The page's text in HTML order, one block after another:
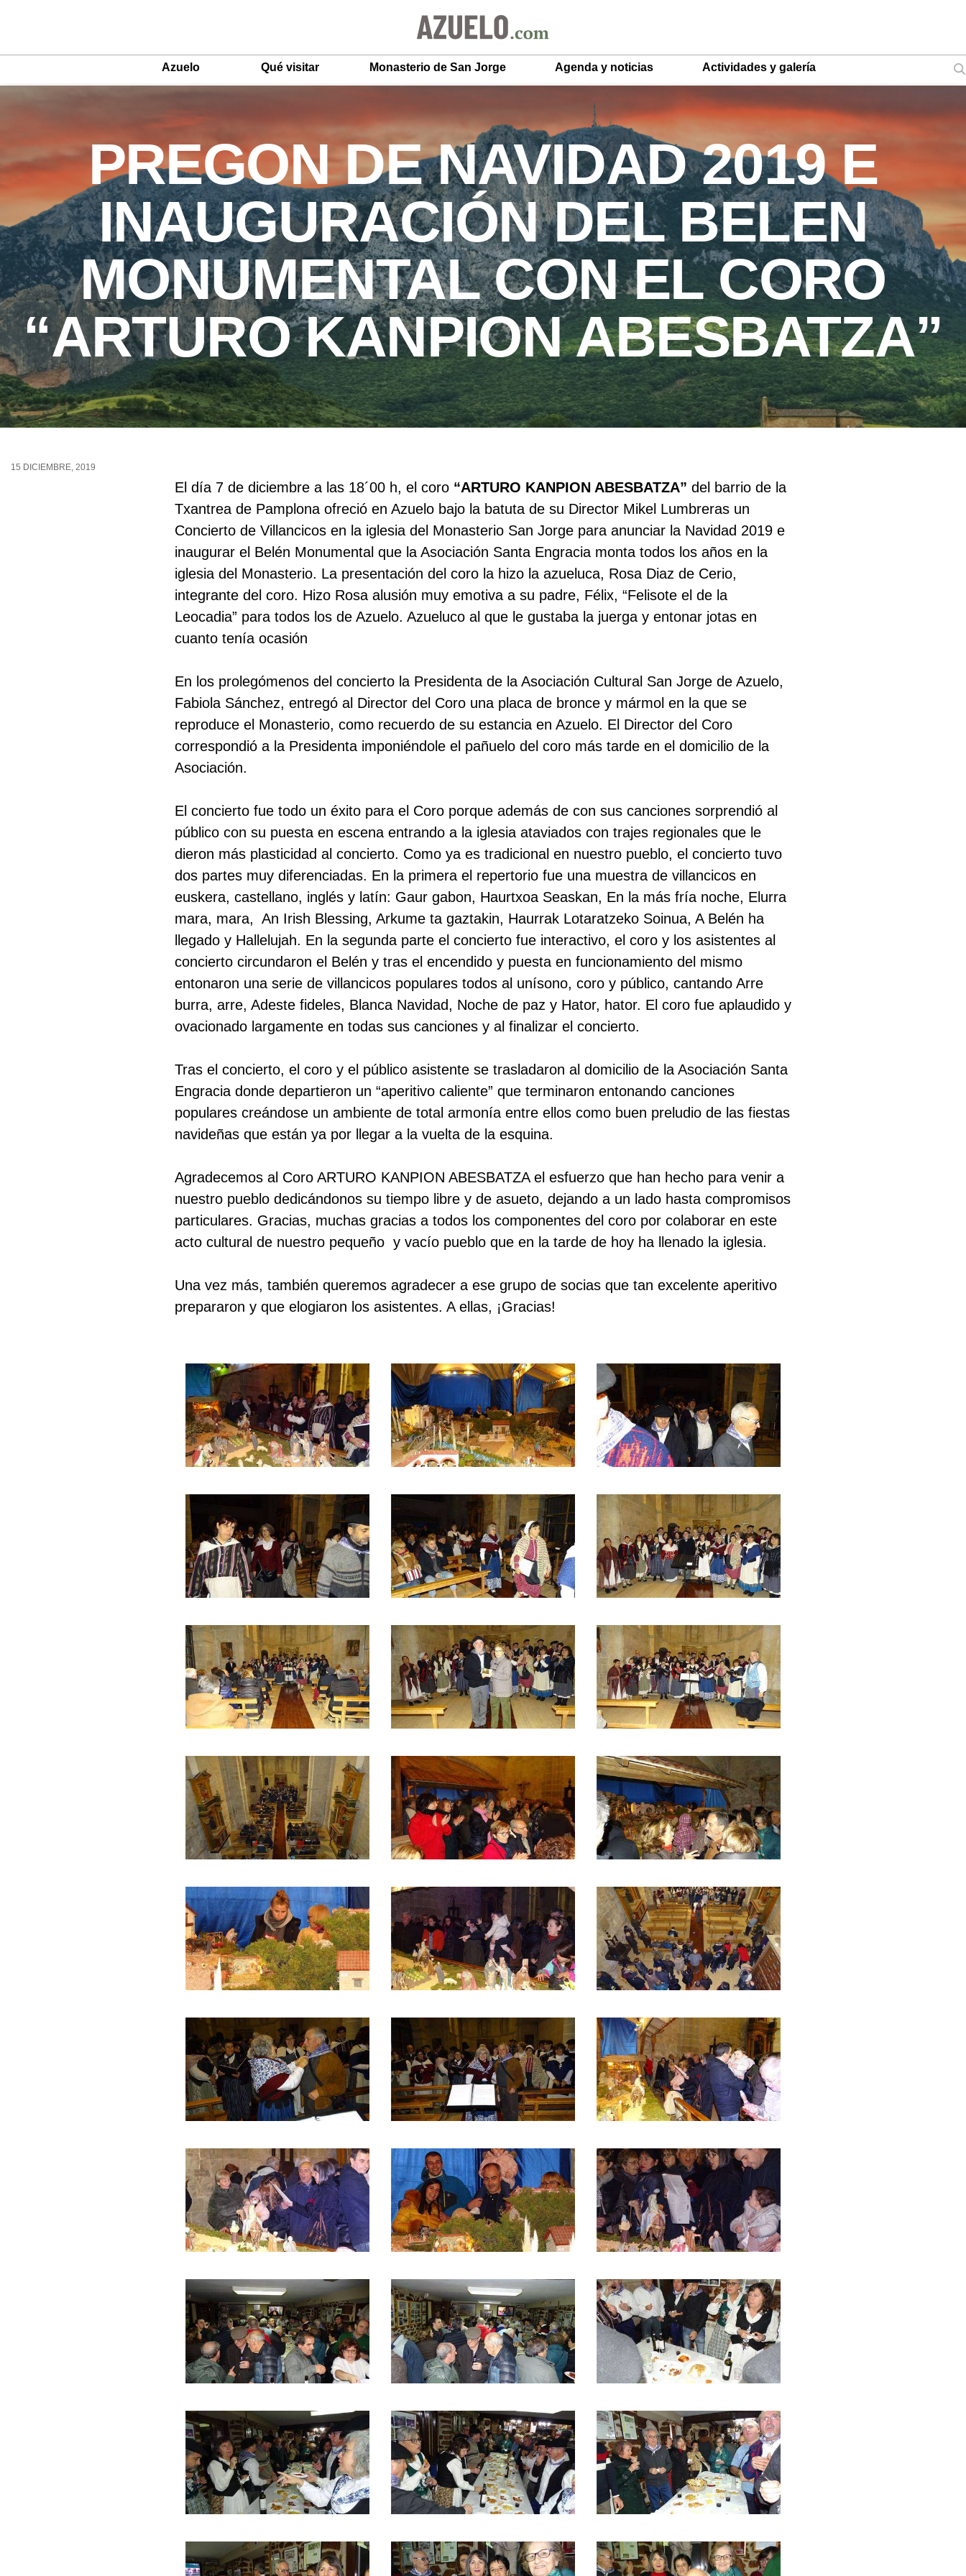
Menu
Azuelo Qué visitar Monasterio de San Jorge Agenda y noticias Actividades y galería
PREGON DE NAVIDAD 2019 E
INAUGURACIÓN DEL BELEN
MONUMENTAL CON EL CORO
“ARTURO KANPION ABESBATZA”
15 DICIEMBRE, 2019
El día 7 de diciembre a las 18´00 h, el coro “ARTURO KANPION ABESBATZA” del barrio de la
Txantrea de Pamplona ofreció en Azuelo bajo la batuta de su Director Mikel Lumbreras un
Concierto de Villancicos en la iglesia del Monasterio San Jorge para anunciar la Navidad 2019 e
inaugurar el Belén Monumental que la Asociación Santa Engracia monta todos los años en la
iglesia del Monasterio. La presentación del coro la hizo la azueluca, Rosa Diaz de Cerio,
integrante del coro. Hizo Rosa alusión muy emotiva a su padre, Félix, “Felisote el de la
Leocadia” para todos los de Azuelo. Azueluco al que le gustaba la juerga y entonar jotas en
cuanto tenía ocasión
En los prolegómenos del concierto la Presidenta de la Asociación Cultural San Jorge de Azuelo,
Fabiola Sánchez, entregó al Director del Coro una placa de bronce y mármol en la que se
reproduce el Monasterio, como recuerdo de su estancia en Azuelo. El Director del Coro
correspondió a la Presidenta imponiéndole el pañuelo del coro más tarde en el domicilio de la
Asociación.
El concierto fue todo un éxito para el Coro porque además de con sus canciones sorprendió al
público con su puesta en escena entrando a la iglesia ataviados con trajes regionales que le
dieron más plasticidad al concierto. Como ya es tradicional en nuestro pueblo, el concierto tuvo
dos partes muy diferenciadas. En la primera el repertorio fue una muestra de villancicos en
euskera, castellano, inglés y latín: Gaur gabon, Haurtxoa Seaskan, En la más fría noche, Elurra
mara, mara, An Irish Blessing, Arkume ta gaztakin, Haurrak Lotaratzeko Soinua, A Belén ha
llegado y Hallelujah. En la segunda parte el concierto fue interactivo, el coro y los asistentes al
concierto circundaron el Belén y tras el encendido y puesta en funcionamiento del mismo
entonaron una serie de villancicos populares todos al unísono, coro y público, cantando Arre
burra, arre, Adeste fideles, Blanca Navidad, Noche de paz y Hator, hator. El coro fue aplaudido y
ovacionado largamente en todas sus canciones y al finalizar el concierto.
Tras el concierto, el coro y el público asistente se trasladaron al domicilio de la Asociación Santa
Engracia donde departieron un “aperitivo caliente” que terminaron entonando canciones
populares creándose un ambiente de total armonía entre ellos como buen preludio de las fiestas
navideñas que están ya por llegar a la vuelta de la esquina.
Agradecemos al Coro ARTURO KANPION ABESBATZA el esfuerzo que han hecho para venir a
nuestro pueblo dedicándonos su tiempo libre y de asueto, dejando a un lado hasta compromisos
particulares. Gracias, muchas gracias a todos los componentes del coro por colaborar en este
acto cultural de nuestro pequeño y vacío pueblo que en la tarde de hoy ha llenado la iglesia.
Una vez más, también queremos agradecer a ese grupo de socias que tan excelente aperitivo
prepararon y que elogiaron los asistentes. A ellas, ¡Gracias!